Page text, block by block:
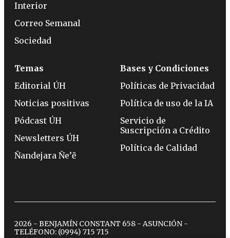
Interior
Correo Semanal
Sociedad
Temas
Editorial ÚH
Noticias positivas
Pódcast ÚH
Newsletters ÚH
Ñandejara Ñe’ẽ
Bases y Condiciones
Políticas de Privacidad
Política de uso de la IA
Servicio de
Suscripción a Crédito
Política de Calidad
2026 - BENJAMÍN CONSTANT 658 - ASUNCIÓN -
TELÉFONO: (0994) 715 715